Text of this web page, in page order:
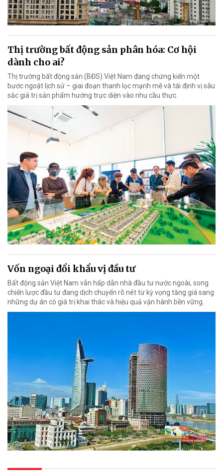
Thị trường bất động sản phân hóa: Cơ hội
dành cho ai?
Thị trường bất động sản (BĐS) Việt Nam đang chứng kiến một
bước ngoặt lịch sử – giai đoạn thanh lọc mạnh mẽ và tái định vị sâu
sắc giá trị sản phẩm hướng trực diện vào nhu cầu thực.
Vốn ngoại đổi khẩu vị đầu tư
Bất động sản Việt Nam vẫn hấp dẫn nhà đầu tư nước ngoài, song
chiến lược đầu tư đang dịch chuyển rõ nét từ kỳ vọng tăng giá sang
những dự án có giá trị khai thác và hiệu quả vận hành bền vững.